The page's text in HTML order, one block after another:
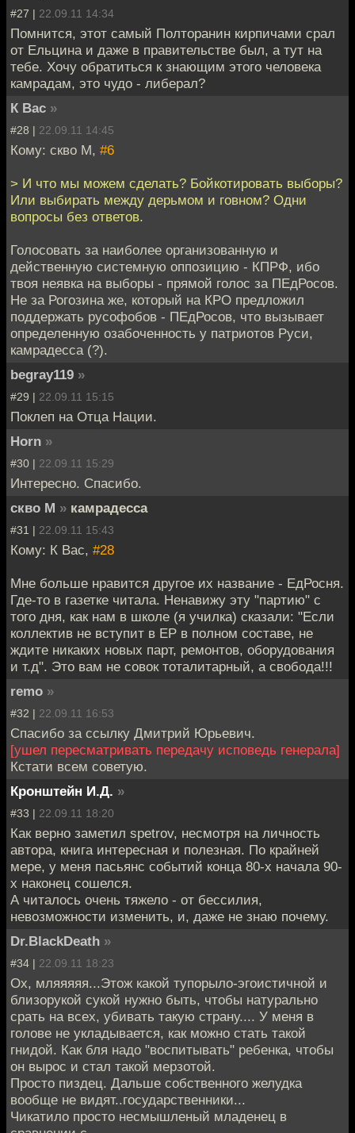
#27 | 22.09.11 14:34
Помнится, этот самый Полторанин кирпичами срал
от Ельцина и даже в правительстве был, а тут на
тебе. Хочу обратиться к знающим этого человека
камрадам, это чудо - либерал?
К Вас »
#28 | 22.09.11 14:45
Кому: скво М, #6
> И что мы можем сделать? Бойкотировать выборы?
Или выбирать между дерьмом и говном? Одни
вопросы без ответов.
Голосовать за наиболее организованную и
действенную системную оппозицию - КПРФ, ибо
твоя неявка на выборы - прямой голос за ПЕдРосов.
Не за Рогозина же, который на КРО предложил
поддержать русофобов - ПЕдРосов, что вызывает
определенную озабоченность у патриотов Руси,
камрадесса (?).
begray119 »
#29 | 22.09.11 15:15
Поклеп на Отца Нации.
Horn »
#30 | 22.09.11 15:29
Интересно. Спасибо.
скво М » камрадесса
#31 | 22.09.11 15:43
Кому: К Вас, #28
Мне больше нравится другое их название - ЕдРосня.
Где-то в газетке читала. Ненавижу эту "партию" с
того дня, как нам в школе (я училка) сказали: "Если
коллектив не вступит в ЕР в полном составе, не
ждите никаких новых парт, ремонтов, оборудования
и т.д". Это вам не совок тоталитарный, а свобода!!!
remo »
#32 | 22.09.11 16:53
Спасибо за ссылку Дмитрий Юрьевич.
[ушел пересматривать передачу исповедь генерала]
Кстати всем советую.
Кронштейн И.Д. »
#33 | 22.09.11 18:20
Как верно заметил spetrov, несмотря на личность
автора, книга интересная и полезная. По крайней
мере, у меня пасьянс событий конца 80-х начала 90-
х наконец сошелся.
А читалось очень тяжело - от бессилия,
невозможности изменить, и, даже не знаю почему.
Dr.BlackDeath »
#34 | 22.09.11 18:23
Ох, мляяяяя...Этож какой тупорыло-эгоистичной и
близорукой сукой нужно быть, чтобы натурально
срать на всех, убивать такую страну.... У меня в
голове не укладывается, как можно стать такой
гнидой. Как бля надо "воспитывать" ребенка, чтобы
он вырос и стал такой мерзотой.
Просто пиздец. Дальше собственного желудка
вообще не видят..государственники...
Чикатило просто несмышленый младенец в